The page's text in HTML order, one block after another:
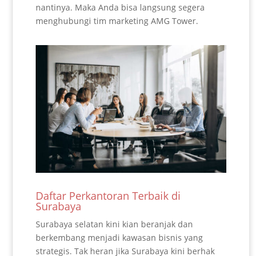
nantinya. Maka Anda bisa langsung segera
menghubungi tim marketing AMG Tower.
Daftar Perkantoran Terbaik di
Surabaya
Surabaya selatan kini kian beranjak dan
berkembang menjadi kawasan bisnis yang
strategis. Tak heran jika Surabaya kini berhak